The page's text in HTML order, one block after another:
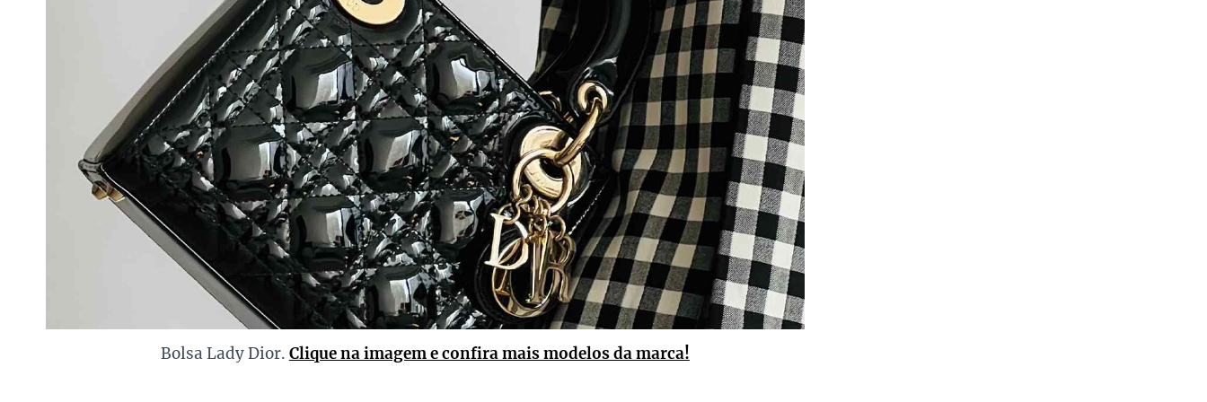
Bolsa Lady Dior. Clique na imagem e confira mais modelos da marca!